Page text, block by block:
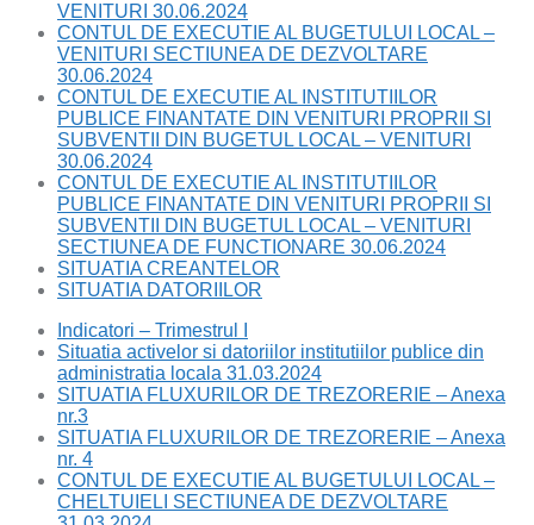
VENITURI 30.06.2024
CONTUL DE EXECUTIE AL BUGETULUI LOCAL –
VENITURI SECTIUNEA DE DEZVOLTARE
30.06.2024
CONTUL DE EXECUTIE AL INSTITUTIILOR
PUBLICE FINANTATE DIN VENITURI PROPRII SI
SUBVENTII DIN BUGETUL LOCAL – VENITURI
30.06.2024
CONTUL DE EXECUTIE AL INSTITUTIILOR
PUBLICE FINANTATE DIN VENITURI PROPRII SI
SUBVENTII DIN BUGETUL LOCAL – VENITURI
SECTIUNEA DE FUNCTIONARE 30.06.2024
SITUATIA CREANTELOR
SITUATIA DATORIILOR
Indicatori – Trimestrul I
Situatia activelor si datoriilor institutiilor publice din
administratia locala 31.03.2024
SITUATIA FLUXURILOR DE TREZORERIE – Anexa
nr.3
SITUATIA FLUXURILOR DE TREZORERIE – Anexa
nr. 4
CONTUL DE EXECUTIE AL BUGETULUI LOCAL –
CHELTUIELI SECTIUNEA DE DEZVOLTARE